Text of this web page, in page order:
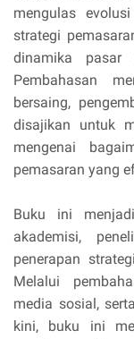
mengulas
strategi
dinamika pasar
Pembahasan
bersaing,
disajikan untuk
mengenai
pemasaran yang
Buku ini
akademisi,
penerapan
Melalui
media sosial,
kini, buku ini